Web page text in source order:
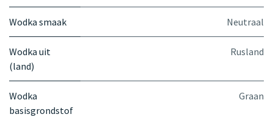
Wodka smaak Neutraal
Wodka uit
(land)
Rusland
Wodka
basisgrondstof
Graan